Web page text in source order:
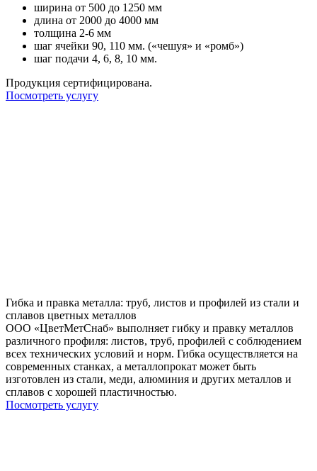
ширина от 500 до 1250 мм
длина от 2000 до 4000 мм
толщина 2-6 мм
шаг ячейки 90, 110 мм. («чешуя» и «ромб»)
шаг подачи 4, 6, 8, 10 мм.
Продукция сертифицирована.
Посмотреть услугу
Гибка и правка металла: труб, листов и профилей из стали и
сплавов цветных металлов
ООО «ЦветМетСнаб» выполняет гибку и правку металлов
различного профиля: листов, труб, профилей с соблюдением
всех технических условий и норм. Гибка осуществляется на
современных станках, а металлопрокат может быть
изготовлен из стали, меди, алюминия и других металлов и
сплавов с хорошей пластичностью.
Посмотреть услугу